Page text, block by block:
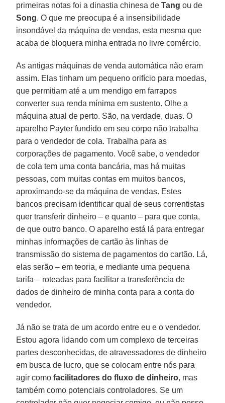
primeiras notas foi a dinastia chinesa deTang ou de
Song. O que me preocupa é a insensibilidade
insondável da máquina de vendas, esta mesma que
acaba de bloquera minha entrada no livre comércio.
As antigas máquinas de venda automática não eram
assim. Elas tinham um pequeno orifício para moedas,
que permitiam até a um mendigo em farrapos
converter sua renda mínima em sustento. Olhe a
máquina atual de perto. São, na verdade, duas. O
aparelho Payter fundido em seu corpo não trabalha
para o vendedor de cola. Trabalha para as
corporações de pagamento. Você sabe, o vendedor
de cola tem uma conta bancária, mas há muitas
pessoas, com muitas contas em muitos bancos,
aproximando-se da máquina de vendas. Estes
bancos precisam identificar qual de seus correntistas
quer transferir dinheiro – e quanto – para que conta,
de que outro banco. O aparelho está lá para entregar
minhas informações de cartão às linhas de
transmissão do sistema de pagamentos do cartão. Lá,
elas serão – em teoria, e mediante uma pequena
tarifa – roteadas para facilitar a transferência de
dados de dinheiro de minha conta para a conta do
vendedor.
Já não se trata de um acordo entre eu e o vendedor.
Estou agora lidando com um complexo de terceiras
partes desconhecidas, de atravessadores de dinheiro
em busca de lucro, que se colocam entre nós para
agir comofacilitadores do fluxo de dinheiro, mas
também como potenciais controladores. Se um